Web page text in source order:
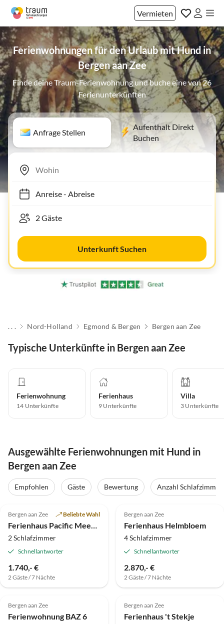
Vermieten
Ferienwohnungen für den Urlaub mit Hund in
Bergen aan Zee
Finde deine Traum-Ferienwohnung und buche eine von 26
Ferienunterkünften
Anfrage Stellen
Aufenthalt Direkt
Buchen
Anreise- Abreise
Unterkunft Suchen
. . . Nord-Holland Egmond & Bergen Bergen aan Zee
Typische Unterkünfte in Bergen aan Zee
Ferienwohnung
14 Unterkünfte
Ferienhaus
9 Unterkünfte
Villa
3 Unterkünfte
Ausgewählte Ferienwohnungen mit Hund in
Bergen aan Zee
Empfohlen Gäste Bewertung
Anzahl Schlafzimmer
Bergen aan Zee Beliebte Wahl
Ferienhaus Pacific Meerblick
2 Schlafzimmer
Schnellantworter
1.740,- €
2 Gäste / 7 Nächte
Bergen aan Zee
Ferienhaus Helmbloem
4 Schlafzimmer
Schnellantworter
2.870,- €
2 Gäste / 7 Nächte
5.0 (5)
Bergen aan Zee
Ferienwohnung BAZ 6
5.0 (4)
Bergen aan Zee
Ferienhaus 't Stekje